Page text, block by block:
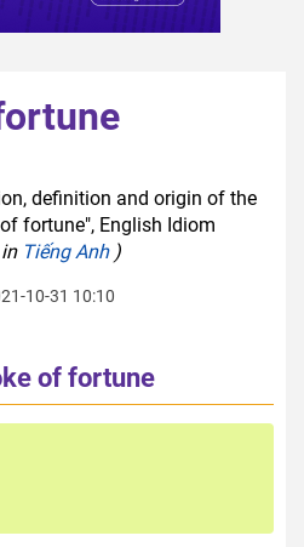
definition and origin of the
fortune", English Idiom
Tiếng Anh)
10-31 10:10
of fortune